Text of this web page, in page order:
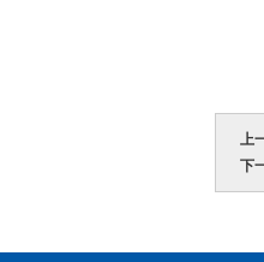
上
下